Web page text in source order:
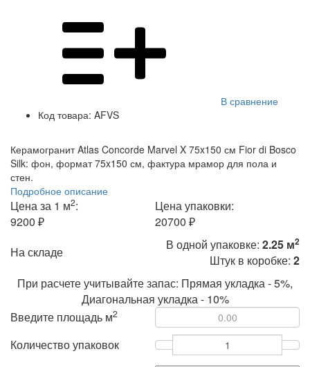
В сравнение
Код товара: AFVS
Керамогранит Atlas Concorde Marvel X 75x150 см Fior di Bosco
Silk: фон, формат 75x150 см, фактура мрамор для пола и
стен.
Подробное описание
Цена за 1 м2:
9200 ₽
Цена упаковки:
20700 ₽
На складе
В одной упаковке: 2.25 м2
Штук в коробке: 2
При расчете учитывайте запас: Прямая укладка - 5%,
Диагональная укладка - 10%
Введите площадь м2
Количество упаковок